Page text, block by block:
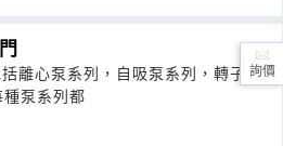
離心泵系列，自吸泵系列，轉子泵
泵系列都
詢價